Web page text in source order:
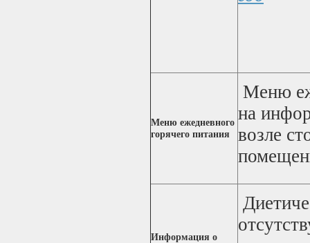
Меню ежедневного
горячего питания
Меню
на
возле
Информация о